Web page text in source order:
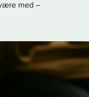
med –